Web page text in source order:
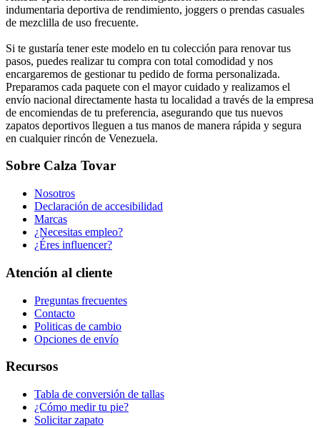
indumentaria deportiva de rendimiento, joggers o prendas casuales
de mezclilla de uso frecuente.
Si te gustaría tener este modelo en tu colección para renovar tus
pasos, puedes realizar tu compra con total comodidad y nos
encargaremos de gestionar tu pedido de forma personalizada.
Preparamos cada paquete con el mayor cuidado y realizamos el
envío nacional directamente hasta tu localidad a través de la empresa
de encomiendas de tu preferencia, asegurando que tus nuevos
zapatos deportivos lleguen a tus manos de manera rápida y segura
en cualquier rincón de Venezuela.
Sobre Calza Tovar
Nosotros
Declaración de accesibilidad
Marcas
¿Necesitas empleo?
¿Éres influencer?
Atención al cliente
Preguntas frecuentes
Contacto
Politicas de cambio
Opciones de envío
Recursos
Tabla de conversión de tallas
¿Cómo medir tu pie?
Solicitar zapato